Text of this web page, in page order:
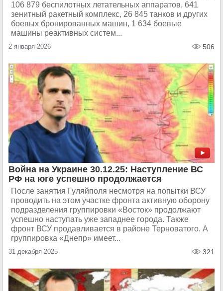
106 879 беспилотных летательных аппаратов, 641
зенитный ракетный комплекс, 26 845 танков и других
боевых бронированных машин, 1 634 боевые
машины реактивных систем...
2 января 2026 506
Война на Украине 30.12.25: Наступление ВС
РФ на юге успешно продолжается
После занятия Гуляйполя несмотря на попытки ВСУ
проводить на этом участке фронта активную оборону
подразделения группировки «Восток» продолжают
успешно наступать уже западнее города. Также
фронт ВСУ продавливается в районе Терноватого. А
группировка «Днепр» имеет...
31 декабря 2025 321